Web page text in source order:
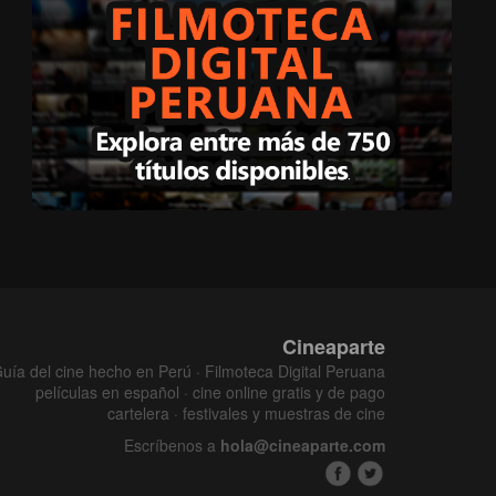
Cineaparte
del cine hecho en Perú · Filmoteca Digital Peruana
películas en español · cine online gratis y de pago
cartelera · festivales y muestras de cine
Escríbenos a hola@cineaparte.com